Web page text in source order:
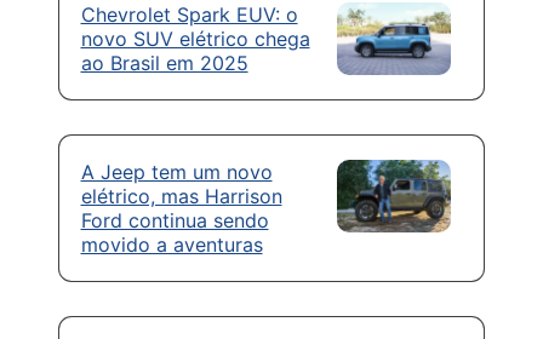
Chevrolet Spark EUV: o
novo SUV elétrico chega
ao Brasil em 2025
A Jeep tem um novo
elétrico, mas Harrison
Ford continua sendo
movido a aventuras